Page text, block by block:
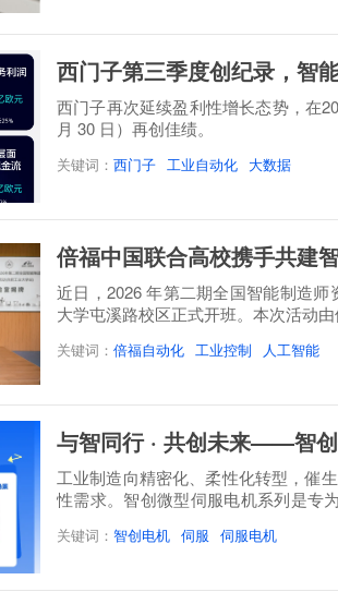
西门子第三季度创纪录，智
西门子再次延续盈利性增长态势，在
月 30 日）再创佳绩。
关键词： 西门子 工业自动化 大数据
倍福中国联合高校携手共建
近日，2026 年第二期全国智能制造
大学屯溪路校区正式开班。本次活动
关键词： 倍福自动化 工业控制 人工智能
与智同行 · 共创未来——智
工业制造向精密化、柔性化转型，催
性需求。智创微型伺服电机系列是专
关键词： 智创电机 伺服 伺服电机